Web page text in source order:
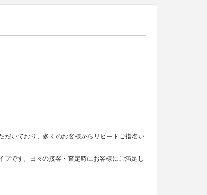
だいており、多くのお客様からリピートご指名い
です。日々の接客・査定時にお客様にご満足し